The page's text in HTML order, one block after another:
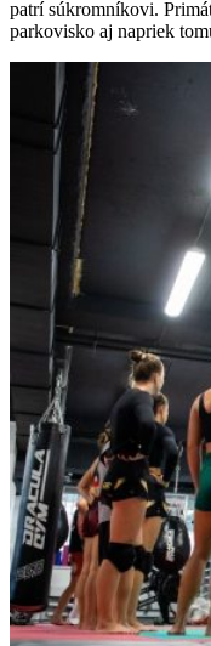
patrí súkromníkovi.
parkovisko aj napriek